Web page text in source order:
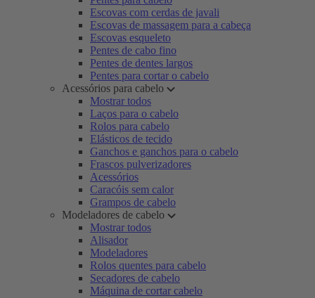
Escovas com cerdas de javali
Escovas de massagem para a cabeça
Escovas esqueleto
Pentes de cabo fino
Pentes de dentes largos
Pentes para cortar o cabelo
Acessórios para cabelo
Mostrar todos
Laços para o cabelo
Rolos para cabelo
Elásticos de tecido
Ganchos e ganchos para o cabelo
Frascos pulverizadores
Acessórios
Caracóis sem calor
Grampos de cabelo
Modeladores de cabelo
Mostrar todos
Alisador
Modeladores
Rolos quentes para cabelo
Secadores de cabelo
Máquina de cortar cabelo